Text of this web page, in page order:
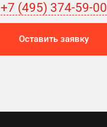
+7 (495) 374-59-00
Оставить заявку